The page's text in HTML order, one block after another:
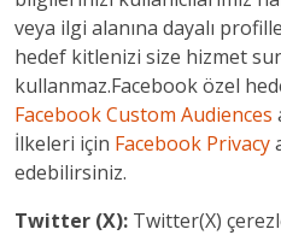
veya ilgi alanına dayalı
hedef kitlenizi size hizmet
kullanmaz.Facebook özel
Facebook Custom Audiences
İlkeleri için Facebook Privacy
edebilirsiniz.
Twitter (X): Twitter(X)